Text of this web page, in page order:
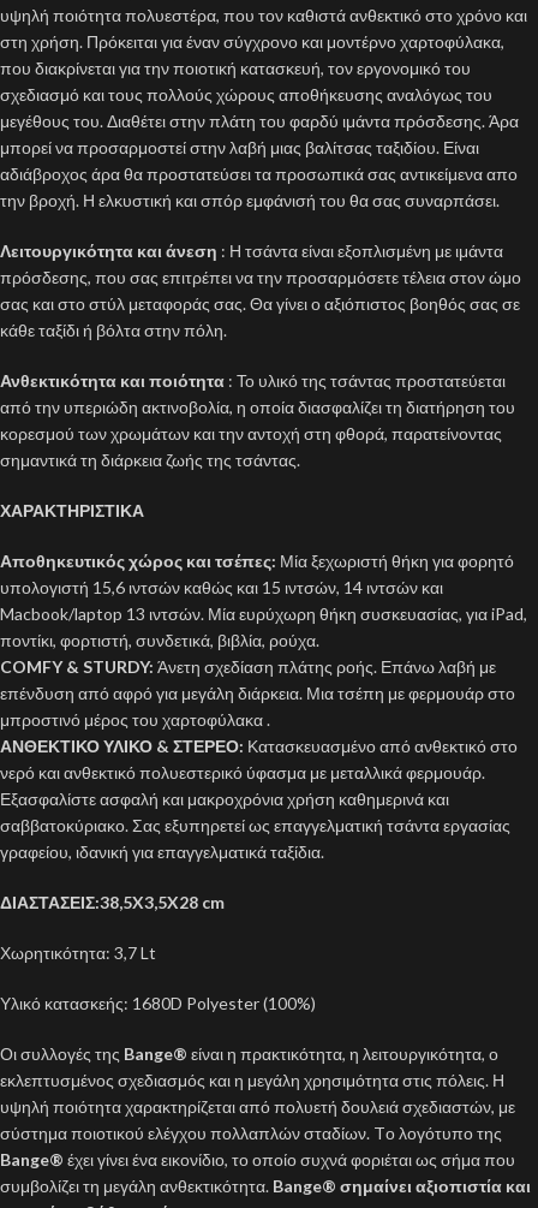
υψηλή ποιότητα πολυεστέρα, που τον καθιστά ανθεκτικό στο χρόνο και
στη χρήση. Πρόκειται για έναν σύγχρονο και μοντέρνο χαρτοφύλακα,
που διακρίνεται για την ποιοτική κατασκευή, τον εργονομικό του
σχεδιασμό και τους πολλούς χώρους αποθήκευσης αναλόγως του
μεγέθους του. Διαθέτει στην πλάτη του φαρδύ ιμάντα πρόσδεσης. Άρα
μπορεί να προσαρμοστεί στην λαβή μιας βαλίτσας ταξιδίου. Είναι
αδιάβροχος άρα θα προστατεύσει τα προσωπικά σας αντικείμενα απο
την βροχή. Η ελκυστική και σπόρ εμφάνισή του θα σας συναρπάσει.
Λειτουργικότητα και άνεση : Η τσάντα είναι εξοπλισμένη με ιμάντα
πρόσδεσης, που σας επιτρέπει να την προσαρμόσετε τέλεια στον ώμο
σας και στο στύλ μεταφοράς σας. Θα γίνει ο αξιόπιστος βοηθός σας σε
κάθε ταξίδι ή βόλτα στην πόλη.
Ανθεκτικότητα και ποιότητα : Το υλικό της τσάντας προστατεύεται
από την υπεριώδη ακτινοβολία, η οποία διασφαλίζει τη διατήρηση του
κορεσμού των χρωμάτων και την αντοχή στη φθορά, παρατείνοντας
σημαντικά τη διάρκεια ζωής της τσάντας.
ΧΑΡΑΚΤΗΡΙΣΤΙΚΑ
Αποθηκευτικός χώρος και τσέπες: Μία ξεχωριστή θήκη για φορητό
υπολογιστή 15,6 ιντσών καθώς και 15 ιντσών, 14 ιντσών και
Macbook/laptop 13 ιντσών. Μία ευρύχωρη θήκη συσκευασίας, για iPad,
ποντίκι, φορτιστή, συνδετικά, βιβλία, ρούχα.
COMFY & STURDY: Άνετη σχεδίαση πλάτης ροής. Επάνω λαβή με
επένδυση από αφρό για μεγάλη διάρκεια. Μια τσέπη με φερμουάρ στο
μπροστινό μέρος του χαρτοφύλακα .
ΑΝΘΕΚΤΙΚΟ ΥΛΙΚΟ & ΣΤΕΡΕΟ: Κατασκευασμένο από ανθεκτικό στο
νερό και ανθεκτικό πολυεστερικό ύφασμα με μεταλλικά φερμουάρ.
Εξασφαλίστε ασφαλή και μακροχρόνια χρήση καθημερινά και
σαββατοκύριακο. Σας εξυπηρετεί ως επαγγελματική τσάντα εργασίας
γραφείου, ιδανική για επαγγελματικά ταξίδια.
ΔΙΑΣΤΑΣΕΙΣ:38,5X3,5X28 cm
Χωρητικότητα: 3,7 Lt
Υλικό κατασκεής: 1680D Polyester (100%)
Οι συλλογές της Bange® είναι η πρακτικότητα, η λειτουργικότητα, ο
εκλεπτυσμένος σχεδιασμός και η μεγάλη χρησιμότητα στις πόλεις. Η
υψηλή ποιότητα χαρακτηρίζεται από πολυετή δουλειά σχεδιαστών, με
σύστημα ποιοτικού ελέγχου πολλαπλών σταδίων. Tο λογότυπο της
Bange® έχει γίνει ένα εικονίδιο, το οποίο συχνά φοριέται ως σήμα που
συμβολίζει τη μεγάλη ανθεκτικότητα. Bange® σημαίνει αξιοπιστία και